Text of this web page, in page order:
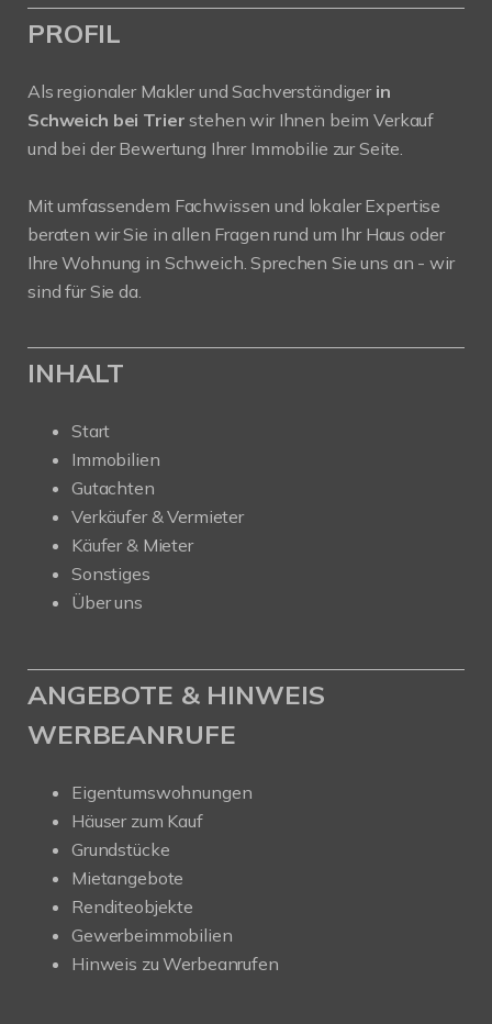
PROFIL
Als regionaler Makler und Sachverständigerin
Schweich bei Trierstehen wir Ihnen beim Verkauf
und bei der Bewertung Ihrer Immobilie zur Seite.
Mit umfassendem Fachwissen und lokaler Expertise
beraten wir Sie in allen Fragen rund um Ihr Haus oder
Ihre Wohnung in Schweich. Sprechen Sie uns an - wir
sind für Sie da.
INHALT
Start
Immobilien
Gutachten
Verkäufer & Vermieter
Käufer & Mieter
Sonstiges
Über uns
ANGEBOTE & HINWEIS
WERBEANRUFE
Eigentumswohnungen
Häuser zum Kauf
Grundstücke
Mietangebote
Renditeobjekte
Gewerbeimmobilien
Hinweis zu Werbeanrufen